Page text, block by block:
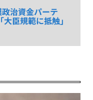
治資金パーテ
大臣規範に抵触」